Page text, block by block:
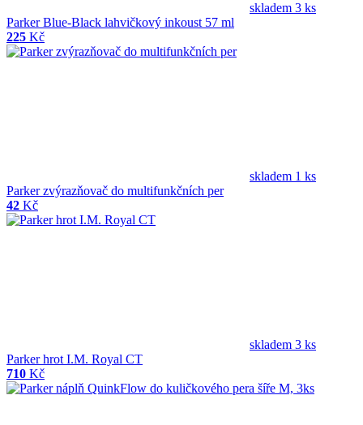
skladem 3 ks
Parker Blue-Black lahvičkový inkoust 57 ml
225 Kč
skladem 1 ks
Parker zvýrazňovač do multifunkčních per
42 Kč
skladem 3 ks
Parker hrot I.M. Royal CT
710 Kč